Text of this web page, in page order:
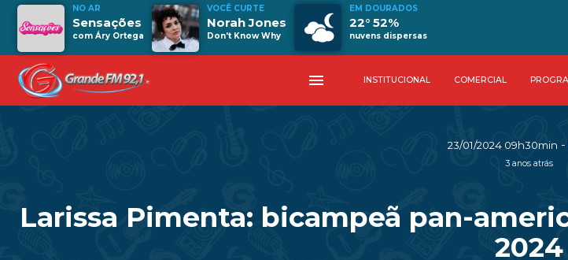
NO AR
Sensações
com Áry Ortega
VOCÊ CURTE
Norah Jones
Don't Know Why
EM DOURADOS
22° 52%
nuvens dispersas
menu INSTITUCIONAL COMERCIAL
23/01/2024 09h30min -
3 anos atrás
Larissa Pimenta: bicampeã pan-
2024